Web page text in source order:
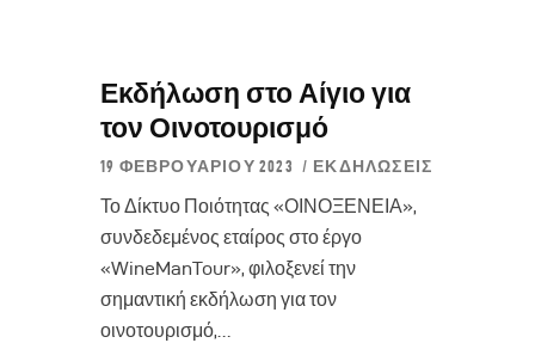
Εκδήλωση στο Αίγιο για
τον Οινοτουρισμό
19 ΦΕΒΡΟΥΑΡΊΟΥ 2023 ΕΚΔΗΛΏΣΕΙΣ
Το Δίκτυο Ποιότητας «ΟΙΝΟΞΕΝΕΙΑ»,
συνδεδεμένος εταίρος στο έργο
«WineManTour», φιλοξενεί την
σημαντική εκδήλωση για τον
οινοτουρισμό,…